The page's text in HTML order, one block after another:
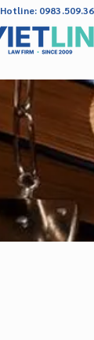
Hotline: